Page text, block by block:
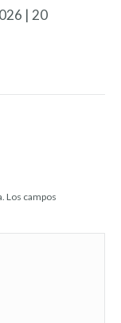
| 20
Los campos